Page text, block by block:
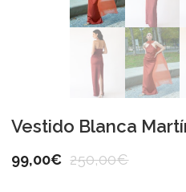
Vestido Blanca
99,00€ 250,00€